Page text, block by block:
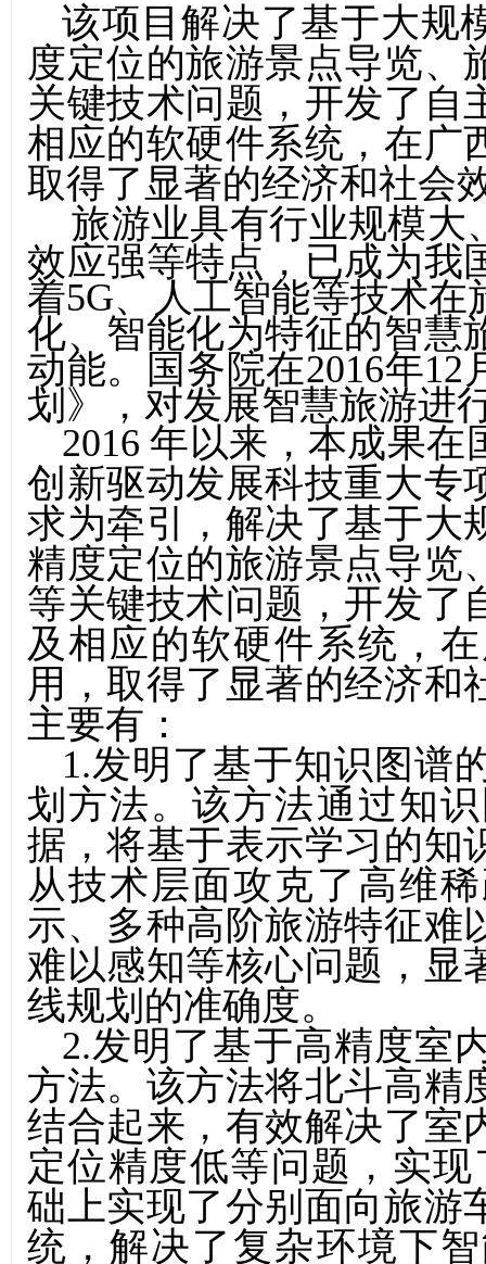
该项目解决了基于大规
度定位的旅游景点导览、
关键技术问题，开发了自
相应的软硬件系统，在广
取得了显著的经济和社会
旅游业具有行业规模大
效应强等特点，已成为我
着5G、人工智能等技术
化、智能化为特征的智慧
动能。国务院在2016年12
划》，对发展智慧旅游进
2016年以来，本成果在
创新驱动发展科技重大专
求为牵引，解决了基于大
精度定位的旅游景点导览
等关键技术问题，开发了
及相应的软硬件系统，
用，取得了显著的经济和
主要有：
1.发明了基于知识图谱
划方法。该方法通过知
据，将基于表示学习的知
从技术层面攻克了高维
示、多种高阶旅游特征难
难以感知等核心问题，显
线规划的准确度。
2.发明了基于高精度室
方法。该方法将北斗高精
结合起来，有效解决了室
定位精度低等问题，实现
础上实现了分别面向旅游
统，解决了复杂环境下